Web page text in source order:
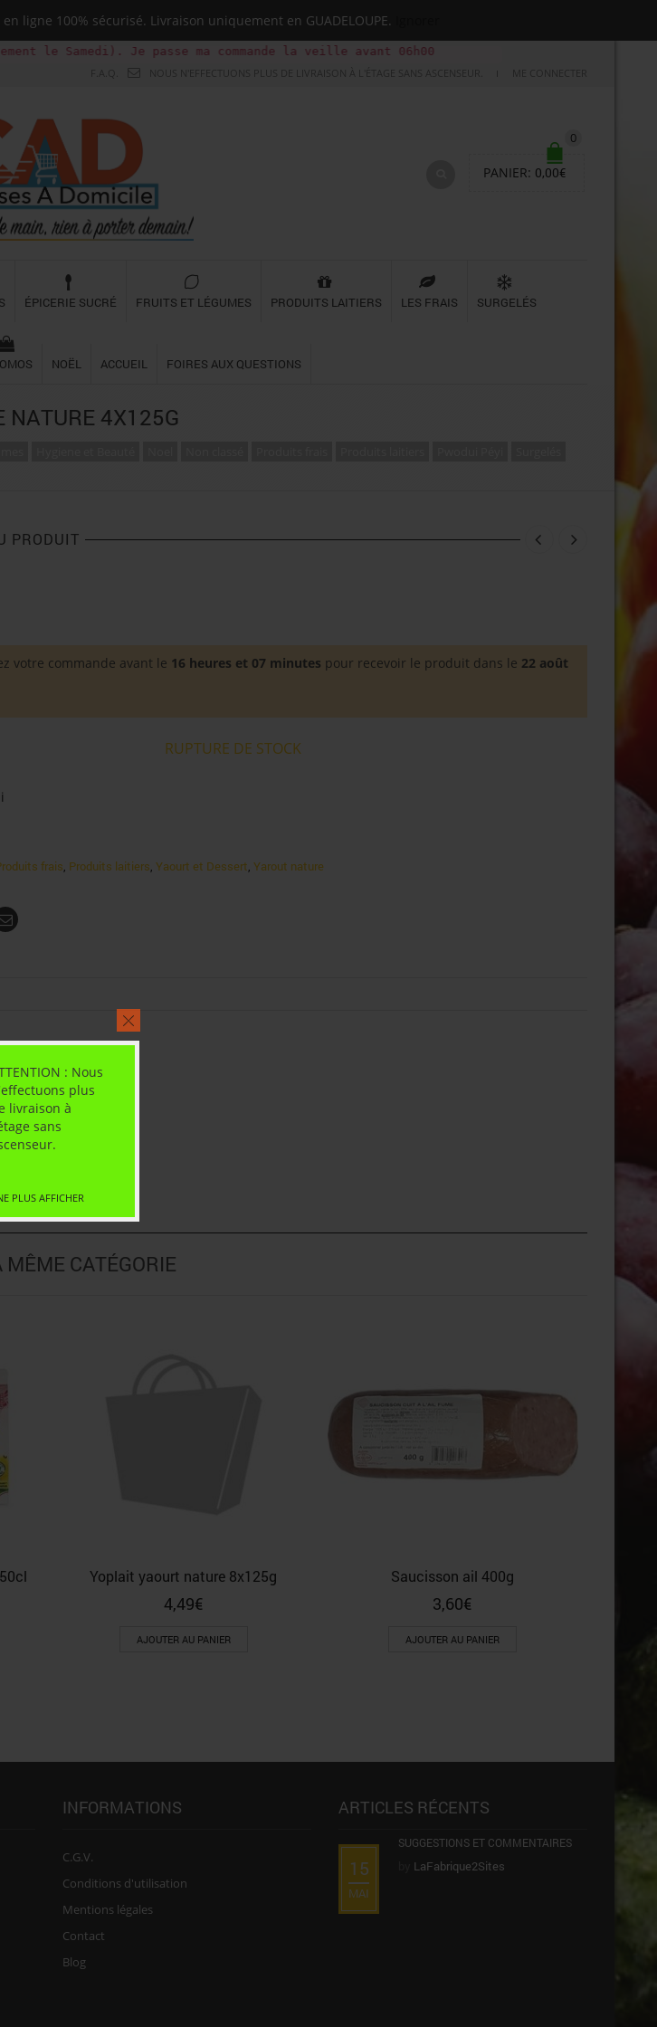
: Nous
plus
livraison à
sans
PLUS AFFICHER
Je passe ma commande la veille avant 06h00
NOUS N'EFFECTUONS PLUS DE LIVRAISON À L'ÉTAGE SANS ASCENSEUR.
ME CONNECTER
F.A.Q.
0
PANIER: 0,00€
ÉPICERIE SUCRÉ FRUITS ET LÉGUMES PRODUITS LAITIERS LES FRAIS SURGELÉS
NOËL ACCUEIL FOIRES AUX QUESTIONS
NATURE 4X125G
PRODUIT
votre commande avant le 16 heures et 07 minutes pour recevoir le produit dans le 22 août
RUPTURE DE STOCK
frais, Produits laitiers, Yaourt et Dessert, Yarout nature
MÊME CATÉGORIE
Yoplait yaourt nature 8x125g
4,49€
AJOUTER AU PANIER
Saucisson ail 400g
3,60€
AJOUTER AU PANIER
INFORMATIONS
C.G.V.
Conditions d'utilisation
Mentions légales
Contact
Blog
ARTICLES RÉCENTS
15
MAI
SUGGESTIONS ET COMMENTAIRES
LaFabrique2Sites
en ligne 100% sécurisé. Livraison uniquement en GUADELOUPE.